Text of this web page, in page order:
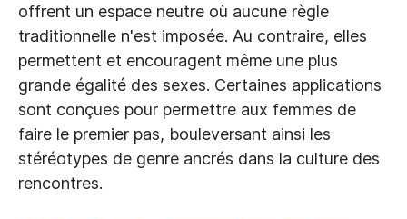
offrent un espace neutre où aucune règle
traditionnelle n'est imposée. Au contraire, elles
permettent et encouragent même une plus
grande égalité des sexes. Certaines applications
sont conçues pour permettre aux femmes de
faire le premier pas, bouleversant ainsi les
stéréotypes de genre ancrés dans la culture des
rencontres.